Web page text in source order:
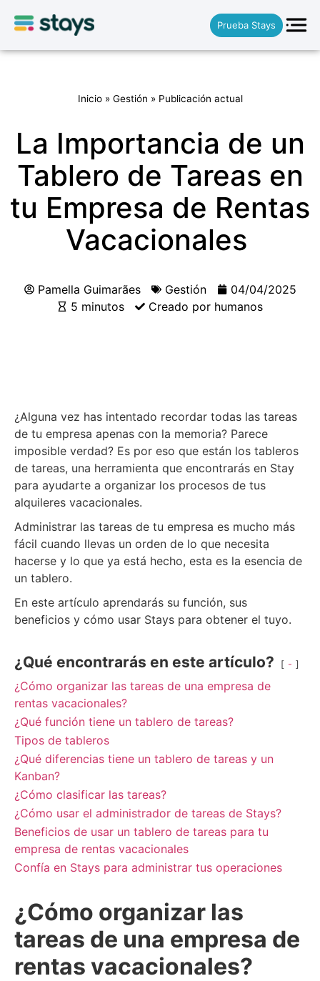
Prueba Stays
Inicio» Gestión » Publicación actual
La Importancia de un
Tablero de Tareas en
tu Empresa de Rentas
Vacacionales
Pamella Guimarães Gestión
04/04/2025
5 minutos
Creado por humanos
¿Alguna vez has intentado recordar todas las tareas
de tu empresa apenas con la memoria? Parece
imposible verdad? Es por eso que están los tableros
de tareas, una herramienta que encontrarás en Stay
para ayudarte a organizar los procesos de tus
alquileres vacacionales.
Administrar las tareas de tu empresa es mucho más
fácil cuando llevas un orden de lo que necesita
hacerse y lo que ya está hecho, esta es la esencia de
un tablero.
En este artículo aprendarás su función, sus
beneficios y cómo usar Stays para obtener el tuyo.
¿Qué encontrarás en este artículo? -
¿Cómo organizar las tareas de una empresa de
rentas vacacionales?
¿Qué función tiene un tablero de tareas?
Tipos de tableros
¿Qué diferencias tiene un tablero de tareas y un
Kanban?
¿Cómo clasificar las tareas?
¿Cómo usar el administrador de tareas de Stays?
Beneficios de usar un tablero de tareas para tu
empresa de rentas vacacionales
Confía en Stays para administrar tus operaciones
¿Cómo organizar las
tareas de una empresa de
rentas vacacionales?